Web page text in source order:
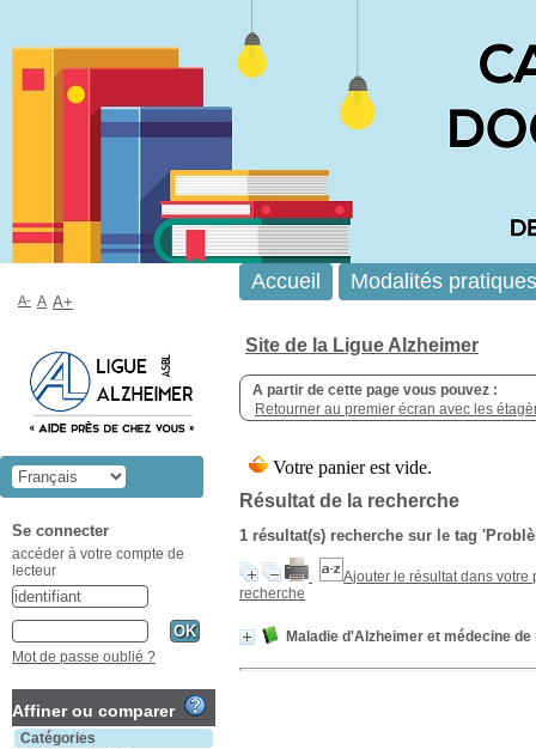
Site de la Ligue Alzheimer
A partir de cette page vous pouvez :
Retourner au premier écran avec les
Résultat de la recherche
1 résultat(s) recherche sur le tag
Ajouter le résultat dans votre
recherche
Maladie d'Alzheimer et médecine
Accueil Modalités pratiques
A- A A+
Se connecter
accéder à votre compte de
lecteur
Mot de passe oublié ?
Affiner ou comparer
Catégories